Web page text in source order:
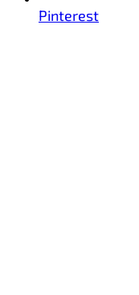
Pinterest